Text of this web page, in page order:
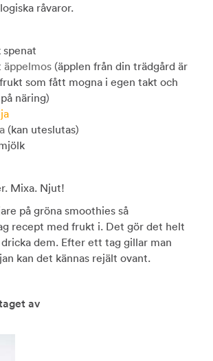
råvaror.
spenat
äppelmos (äpplen från din trädgård är
som fått mogna i egen takt och
näring)
(kan uteslutas)
Mixa. Njut!
på gröna smoothies så
recept med frukt i. Det gör det helt
dem. Efter ett tag gillar man
kan det kännas rejält ovant.
av